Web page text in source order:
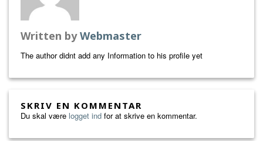
Written byWebmaster
The author didnt add any Information to his profile yet
SKRIV EN KOMMENTAR
Du skal være logget ind for at skrive en kommentar.